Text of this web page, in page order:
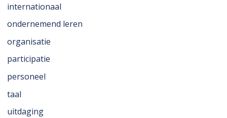
internationaal
ondernemend leren
organisatie
participatie
personeel
taal
uitdaging